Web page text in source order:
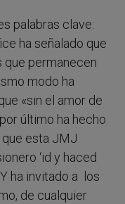
palabras clave:
ha señalado que
que permanecen
modo ha
«sin el amor de
último ha hecho
esta JMJ
‘id y haced
ha invitado a los
de cualquier